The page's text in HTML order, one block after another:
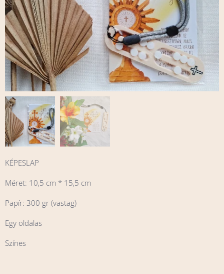
KÉPESLAP
Méret: 10,5 cm * 15,5 cm
Papír: 300 gr (vastag)
Egy oldalas
Színes